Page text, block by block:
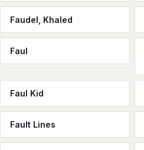
Faudel, Khaled
Faul
Faul Kid
Fault Lines